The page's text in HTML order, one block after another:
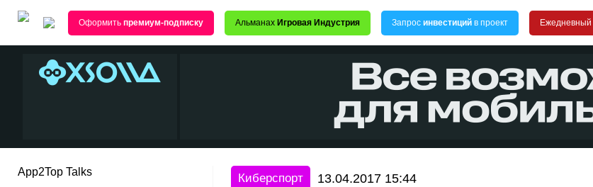
Оформить премиум-подписку Альманах Игровая Индустрия Запрос инвестиций в проект Ежедневный
App2Top Talks Киберспорт 13.04.2017 15:44